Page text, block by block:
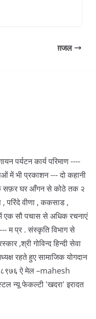
ग़जल
पर्यटन कार्य परिमाण ----
भी प्रकाशन --- दो कहानी
सफ़र घर आँगन से कोठे तक २
परिंदे वीणा , ककसाड ,
एक सौ पचास से अधिक रचनाएं
म प्र . संस्कृति विभाग से
,श्री गोविन्द हिन्दी सेवा
रहते हुए सामाजिक योगदान
ऐ मेल –mahesh
न्यू फेकल्टी 'खदरा' इरादत